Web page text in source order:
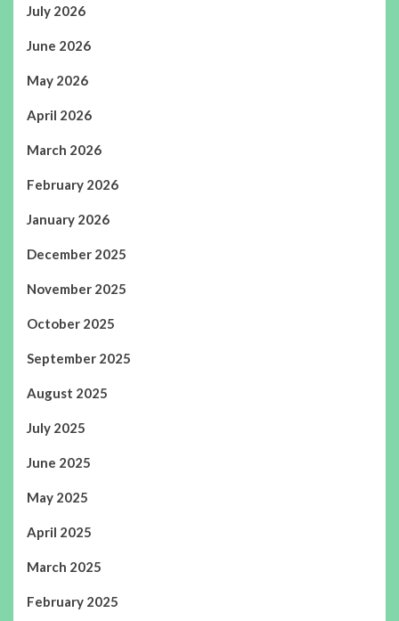
July 2026
June 2026
May 2026
April 2026
March 2026
February 2026
January 2026
December 2025
November 2025
October 2025
September 2025
August 2025
July 2025
June 2025
May 2025
April 2025
March 2025
February 2025